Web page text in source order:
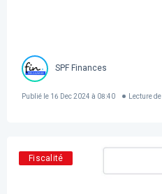
SPF Finances
Publié le 16 Dec 2024 à 08:40 Lecture de
Fiscalité